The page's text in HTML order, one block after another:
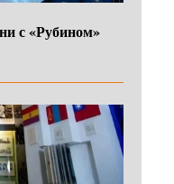
с «Рубином»